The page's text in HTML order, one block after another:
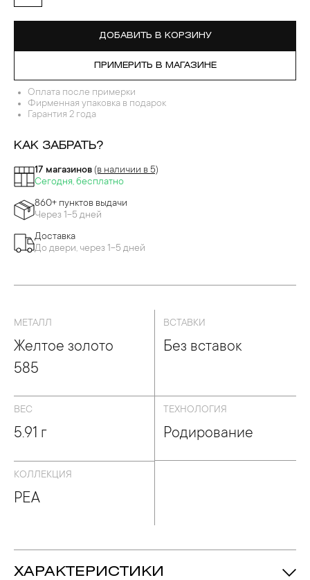
ДОБАВИТЬ В КОРЗИНУ
ПРИМЕРИТЬ В МАГАЗИНЕ
Оплата после примерки
Фирменная упаковка в подарок
Гарантия 2 года
КАК ЗАБРАТЬ?
17 магазинов (в наличии в 5)
Сегодня, бесплатно
860+ пунктов выдачи
Через 1-5 дней
Доставка
До двери, через 1-5 дней
МЕТАЛЛ
Желтое золото
585
ВСТАВКИ
Без вставок
ВЕС
5.91 г
ТЕХНОЛОГИЯ
Родирование
КОЛЛЕКЦИЯ
PEA
ХАРАКТЕРИСТИКИ